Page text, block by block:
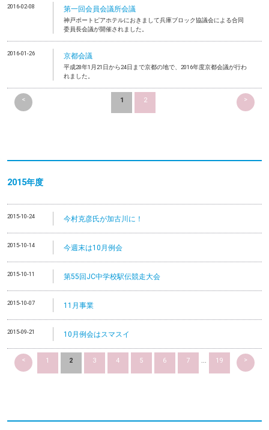
2016-02-08 第一回会員会議所会議
神戸ポートピアホテルにおきまして兵庫ブロック協議会による合同
委員長会議が開催されました。
2016-01-26 京都会議
平成28年1月21日から24日まで京都の地で、2016年度京都会議が行わ
れました。
< 1 2 >
2015年度
2015-10-24 今村克彦氏が加古川に！
2015-10-14 今週末は10月例会
2015-10-11 第55回JC中学校駅伝競走大会
2015-10-07 11月事業
2015-09-21 10月例会はスマスイ
< 1 2 3 4 5 6 7 ... 19 >